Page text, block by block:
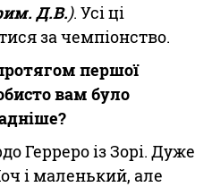
Д.В.). Усі ці
за чемпіонство.
першої
вам було
Герреро із Зорі. Дуже
і маленький, але